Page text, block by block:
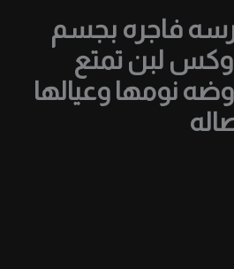
فاجره بجسم
لبن تمتع
نومها وعيالها